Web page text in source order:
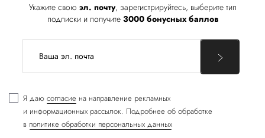
Укажите свою эл. почту, зарегистрируйтесь, выберите тип
подписки и получите 3000 бонусных баллов
Я даю согласие на направление рекламных
и информационных рассылок. Подробнее об обработке
в политике обработки персональных данных